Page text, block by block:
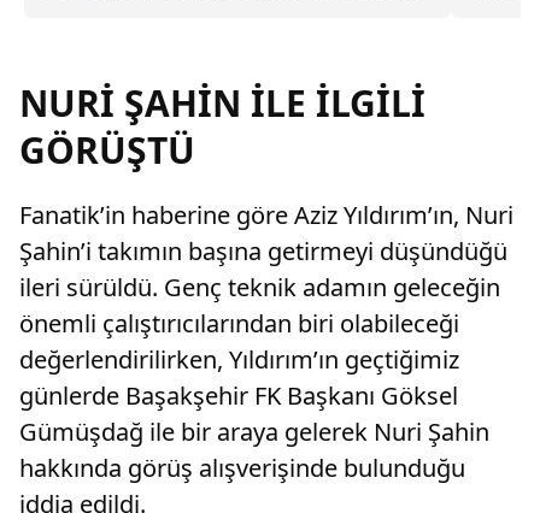
NURİ ŞAHİN İLE İLGİLİ
GÖRÜŞTÜ
Fanatik’in haberine göre Aziz Yıldırım’ın, Nuri
Şahin’i takımın başına getirmeyi düşündüğü
ileri sürüldü. Genç teknik adamın geleceğin
önemli çalıştırıcılarından biri olabileceği
değerlendirilirken, Yıldırım’ın geçtiğimiz
günlerde Başakşehir FK Başkanı Göksel
Gümüşdağ ile bir araya gelerek Nuri Şahin
hakkında görüş alışverişinde bulunduğu
iddia edildi.